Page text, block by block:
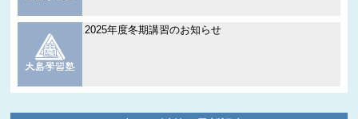
2025年度冬期講習のお知らせ